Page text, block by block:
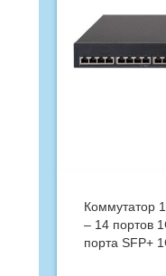
Коммутатор
– 14 портов
порта SFP+